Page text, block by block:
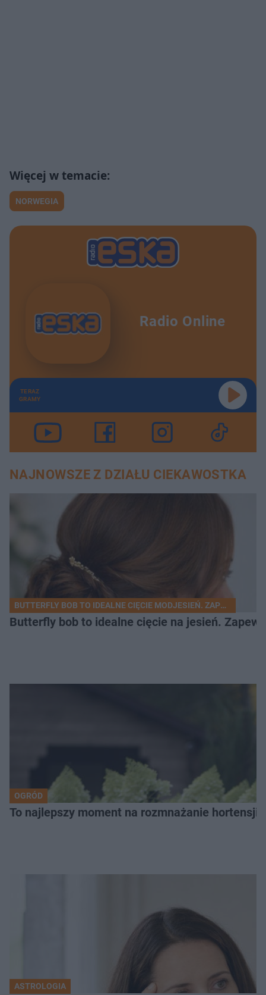
NORWEGIA
Radio Online
TERAZ
GRAMY
NAJNOWSZE Z DZIAŁU CIEKAWOSTKA
BUTTERFLY BOB TO IDEALNE CIĘCIE MODJESIEŃ. ZAPEWNIA
Butterfly bob to idealne cięcie na jesień.
OGRÓD
To najlepszy moment na rozmnażanie
ASTROLOGIA